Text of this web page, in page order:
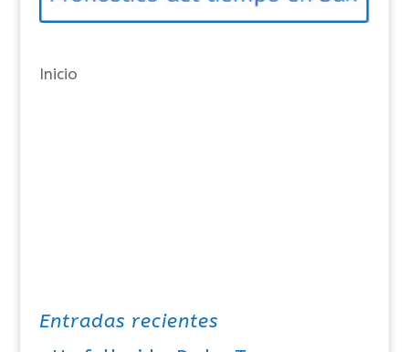
í
s
Inicio
Entradas recientes